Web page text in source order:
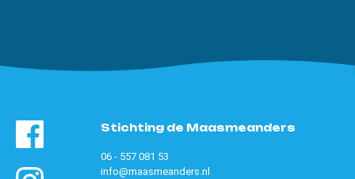
Stichting de Maasmeanders
06 - 557 081 53
info@maasmeanders.nl